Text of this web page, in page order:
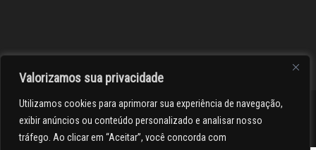
Valorizamos sua privacidade
Utilizamos cookies para aprimorar sua experiência de navegação,
exibir anúncios ou conteúdo personalizado e analisar nosso
tráfego. Ao clicar em “Aceitar”, você concorda com
><(((º> 17